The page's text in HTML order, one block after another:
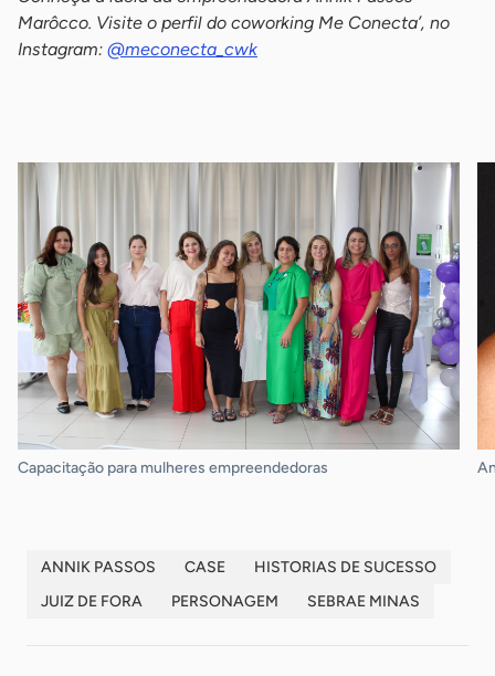
Marôcco. Visite o perfil do coworking Me Conecta’, no
Instagram: @meconecta_cwk
Capacitação para mulheres empreendedoras
ANNIK PASSOS CASE
HISTORIAS DE SUCESSO
JUIZ DE FORA
PERSONAGEM SEBRAE MINAS